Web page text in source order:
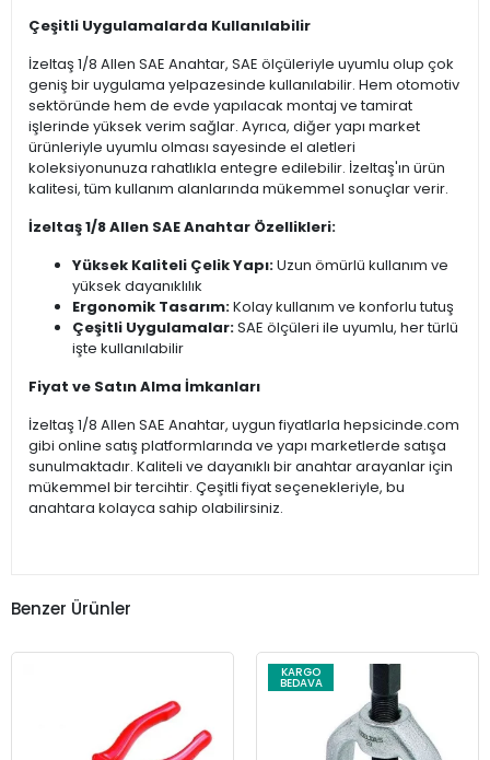
Çeşitli Uygulamalarda Kullanılabilir
İzeltaş 1/8 Allen SAE Anahtar, SAE ölçüleriyle uyumlu olup çok
geniş bir uygulama yelpazesinde kullanılabilir. Hem otomotiv
sektöründe hem de evde yapılacak montaj ve tamirat
işlerinde yüksek verim sağlar. Ayrıca, diğer yapı market
ürünleriyle uyumlu olması sayesinde el aletleri
koleksiyonunuza rahatlıkla entegre edilebilir. İzeltaş'ın ürün
kalitesi, tüm kullanım alanlarında mükemmel sonuçlar verir.
İzeltaş 1/8 Allen SAE Anahtar Özellikleri:
Yüksek Kaliteli Çelik Yapı:Uzun ömürlü kullanım ve
yüksek dayanıklılık
Ergonomik Tasarım:Kolay kullanım ve konforlu tutuş
Çeşitli Uygulamalar:SAE ölçüleri ile uyumlu, her türlü
işte kullanılabilir
Fiyat ve Satın Alma İmkanları
İzeltaş 1/8 Allen SAE Anahtar, uygun fiyatlarla hepsicinde.com
gibi online satış platformlarında ve yapı marketlerde satışa
sunulmaktadır. Kaliteli ve dayanıklı bir anahtar arayanlar için
mükemmel bir tercihtir. Çeşitli fiyat seçenekleriyle, bu
anahtara kolayca sahip olabilirsiniz.
Benzer Ürünler
KARGO
BEDAVA